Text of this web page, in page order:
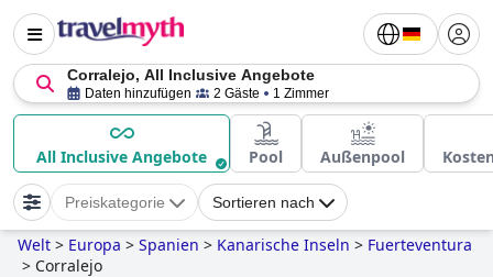
Corralejo, All Inclusive Angebote
Daten hinzufügen 2 Gäste 1 Zimmer
All Inclusive Angebote Pool Außenpool
Preiskategorie Sortieren nach
Welt > Europa > Spanien > Kanarische Inseln > Fuerteventura
> Corralejo